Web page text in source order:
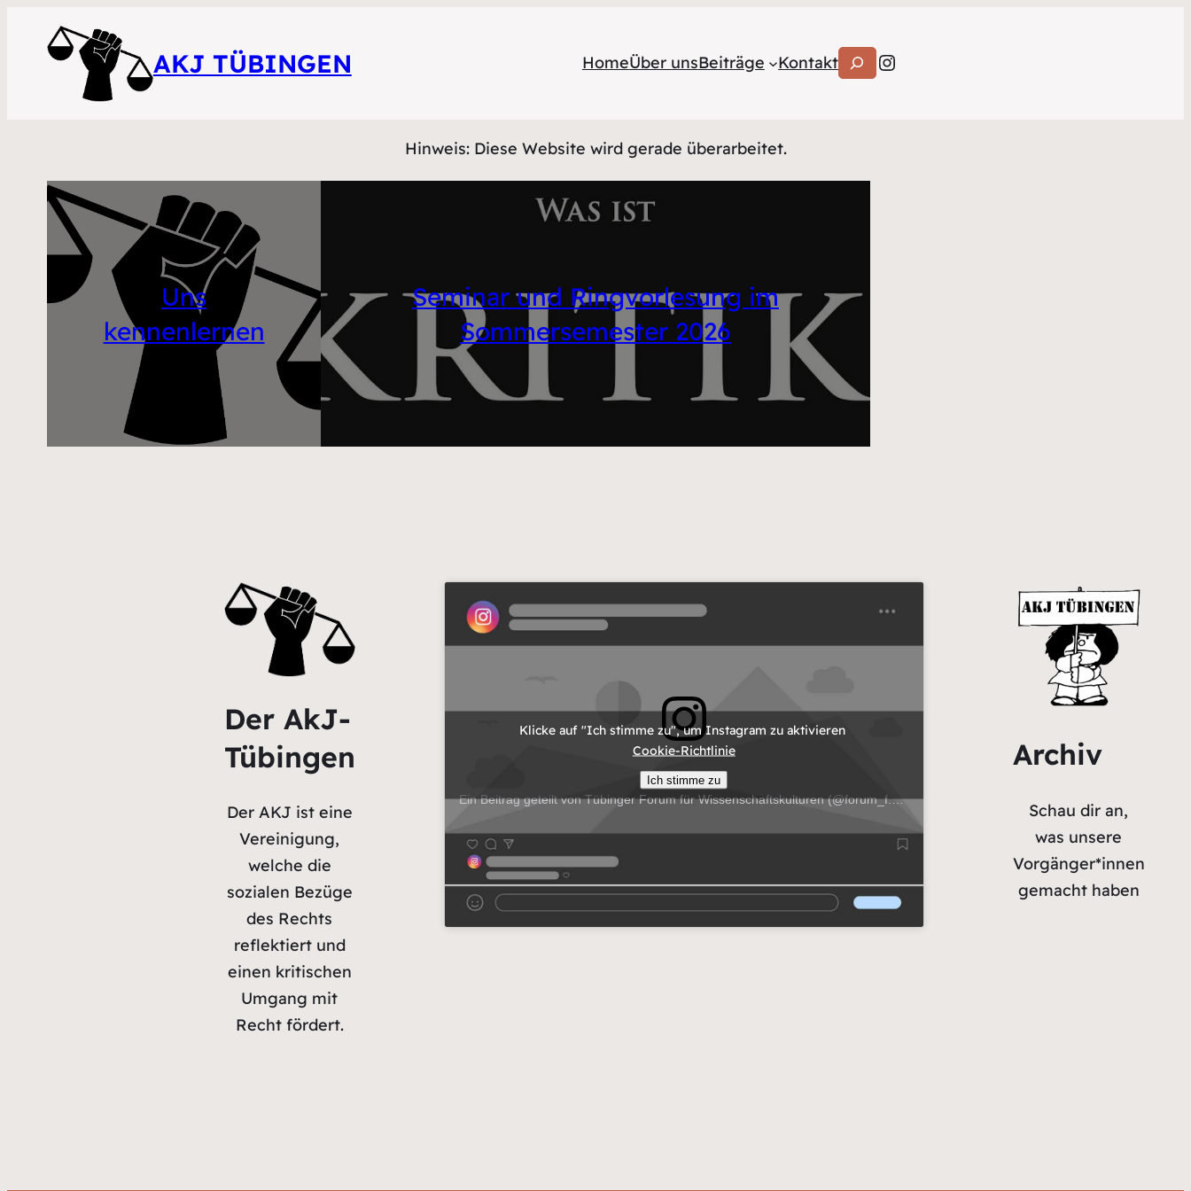
AKJ TÜBINGEN HomeÜber unsBeiträge KontaktSuchenInstagram
Hinweis: Diese Website wird gerade überarbeitet.
Uns
kennenlernen
Seminar und Ringvorlesung im
Sommersemester 2026
Der AkJ-
Tübingen
Der AKJ ist eine
Vereinigung,
welche die
sozialen Bezüge
des Rechts
reflektiert und
einen kritischen
Umgang mit
Recht fördert.
Ein Beitrag geteilt von Tübinger Forum für Wissenschaftskulturen (@forum_f._wissenschaftskulturen)
Klicke auf "Ich stimme zu", um Instagram zu aktivieren
Cookie-Richtlinie
Ich stimme zu
Archiv
Schau dir an,
was unsere
Vorgänger*innen
gemacht haben